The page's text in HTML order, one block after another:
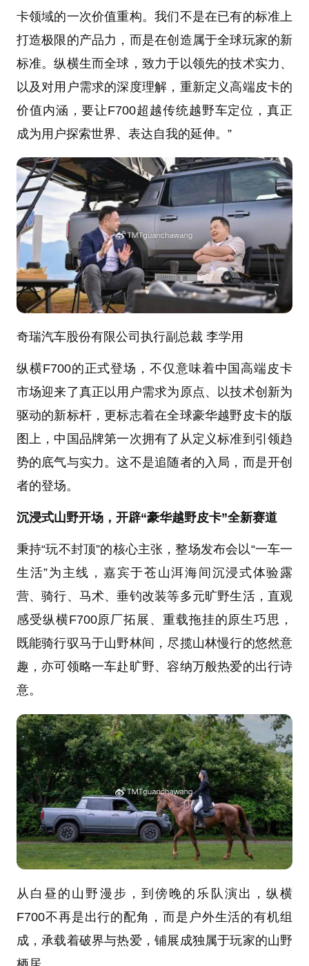
卡领域的一次价值重构。我们不是在已有的标准上
打造极限的产品力，而是在创造属于全球玩家的新
标准。纵横生而全球，致力于以领先的技术实力、
以及对用户需求的深度理解，重新定义高端皮卡的
价值内涵，要让F700超越传统越野车定位，真正
成为用户探索世界、表达自我的延伸。”
奇瑞汽车股份有限公司执行副总裁 李学用
纵横F700的正式登场，不仅意味着中国高端皮卡
市场迎来了真正以用户需求为原点、以技术创新为
驱动的新标杆，更标志着在全球豪华越野皮卡的版
图上，中国品牌第一次拥有了从定义标准到引领趋
势的底气与实力。这不是追随者的入局，而是开创
者的登场。
沉浸式山野开场，开辟“豪华越野皮卡”全新赛道
秉持“玩不封顶”的核心主张，整场发布会以“一车一
生活”为主线，嘉宾于苍山洱海间沉浸式体验露
营、骑行、马术、垂钓改装等多元旷野生活，直观
感受纵横F700原厂拓展、重载拖挂的原生巧思，
既能骑行驭马于山野林间，尽揽山林慢行的悠然意
趣，亦可领略一车赴旷野、容纳万般热爱的出行诗
意。
从白昼的山野漫步，到傍晚的乐队演出，纵横
F700不再是出行的配角，而是户外生活的有机组
成，承载着破界与热爱，铺展成独属于玩家的山野